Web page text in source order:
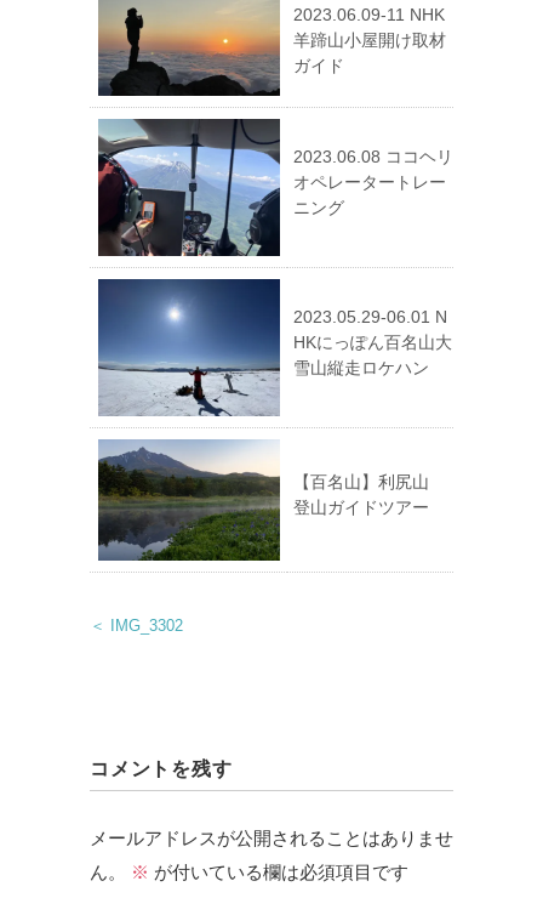
2023.06.09-11 NHK
羊蹄山小屋開け取材
ガイド
2023.06.08 ココヘリ
オペレータートレー
ニング
2023.05.29-06.01 N
HKにっぽん百名山大
雪山縦走ロケハン
【百名山】利尻山
登山ガイドツアー
＜ IMG_3302
コメントを残す
メールアドレスが公開されることはありませ
ん。
※ が付いている欄は必須項目です